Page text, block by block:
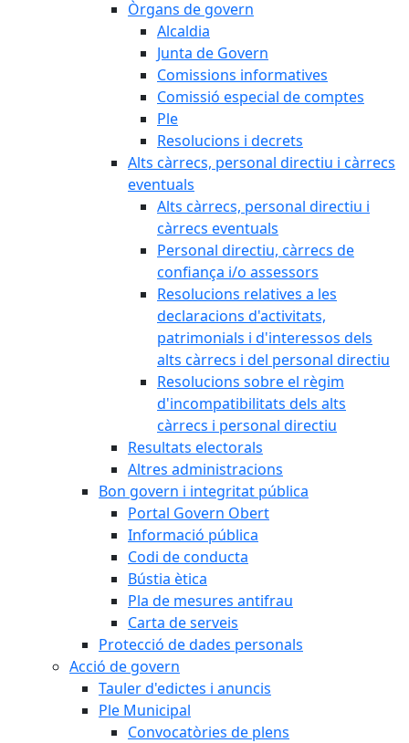
Òrgans de govern
Alcaldia
Junta de Govern
Comissions informatives
Comissió especial de comptes
Ple
Resolucions i decrets
Alts càrrecs, personal directiu i càrrecs
eventuals
Alts càrrecs, personal directiu i
càrrecs eventuals
Personal directiu, càrrecs de
confiança i/o assessors
Resolucions relatives a les
declaracions d'activitats,
patrimonials i d'interessos dels
alts càrrecs i del personal directiu
Resolucions sobre el règim
d'incompatibilitats dels alts
càrrecs i personal directiu
Resultats electorals
Altres administracions
Bon govern i integritat pública
Portal Govern Obert
Informació pública
Codi de conducta
Bústia ètica
Pla de mesures antifrau
Carta de serveis
Protecció de dades personals
Acció de govern
Tauler d'edictes i anuncis
Ple Municipal
Convocatòries de plens